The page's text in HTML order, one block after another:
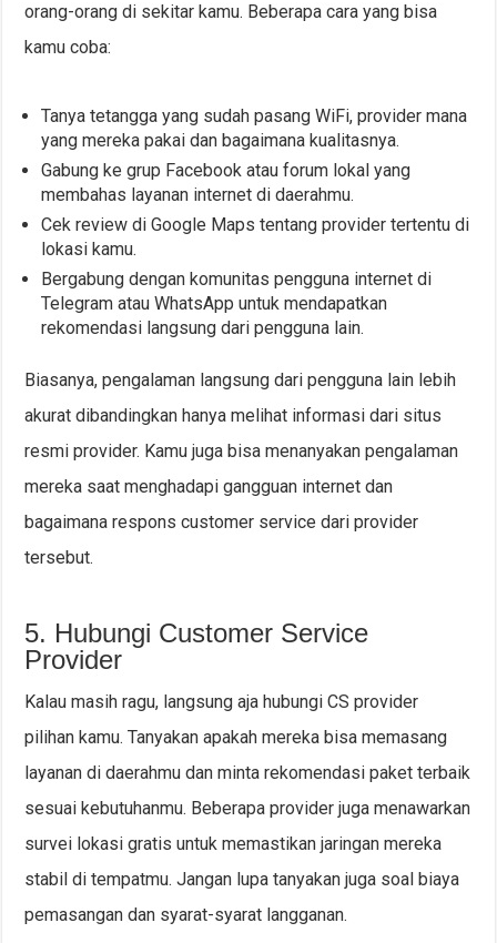
orang-orang di sekitar kamu. Beberapa cara yang bisa
kamu coba:
Tanya tetangga yang sudah pasang WiFi, provider mana
yang mereka pakai dan bagaimana kualitasnya.
Gabung ke grup Facebook atau forum lokal yang
membahas layanan internet di daerahmu.
Cek review di Google Maps tentang provider tertentu di
lokasi kamu.
Bergabung dengan komunitas pengguna internet di
Telegram atau WhatsApp untuk mendapatkan
rekomendasi langsung dari pengguna lain.
Biasanya, pengalaman langsung dari pengguna lain lebih
akurat dibandingkan hanya melihat informasi dari situs
resmi provider. Kamu juga bisa menanyakan pengalaman
mereka saat menghadapi gangguan internet dan
bagaimana respons customer service dari provider
tersebut.
5. Hubungi Customer Service
Provider
Kalau masih ragu, langsung aja hubungi CS provider
pilihan kamu. Tanyakan apakah mereka bisa memasang
layanan di daerahmu dan minta rekomendasi paket terbaik
sesuai kebutuhanmu. Beberapa provider juga menawarkan
survei lokasi gratis untuk memastikan jaringan mereka
stabil di tempatmu. Jangan lupa tanyakan juga soal biaya
pemasangan dan syarat-syarat langganan.